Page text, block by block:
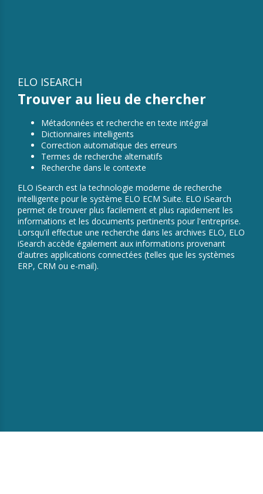
ELO ISEARCH
Trouver au lieu de chercher
Métadonnées et recherche en texte intégral
Dictionnaires intelligents
Correction automatique des erreurs
Termes de recherche alternatifs
Recherche dans le contexte
ELO iSearch est la technologie moderne de recherche
intelligente pour le système ELO ECM Suite. ELO iSearch
permet de trouver plus facilement et plus rapidement les
informations et les documents pertinents pour l'entreprise.
Lorsqu'il effectue une recherche dans les archives ELO, ELO
iSearch accède également aux informations provenant
d'autres applications connectées (telles que les systèmes
ERP, CRM ou e-mail).